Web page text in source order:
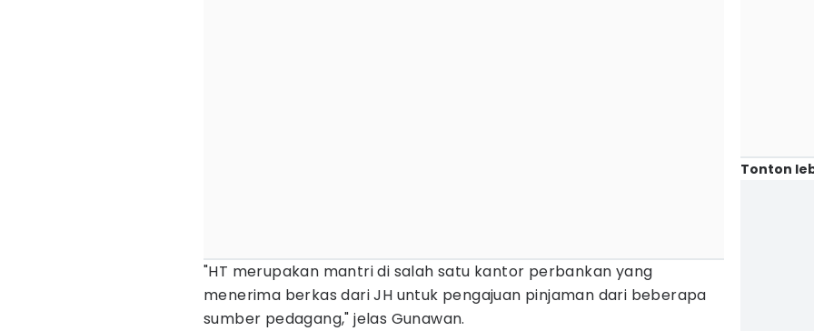
"HT merupakan mantri di salah satu kantor perbankan yang
menerima berkas dari JH untuk pengajuan pinjaman dari beberapa
sumber pedagang," jelas Gunawan.
Tonton